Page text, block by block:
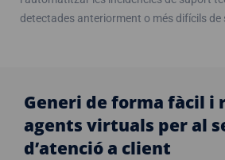
detectades anteriorment o més difícils de
Generi de forma fàcil i
agents virtuals per al
d’atenció a client